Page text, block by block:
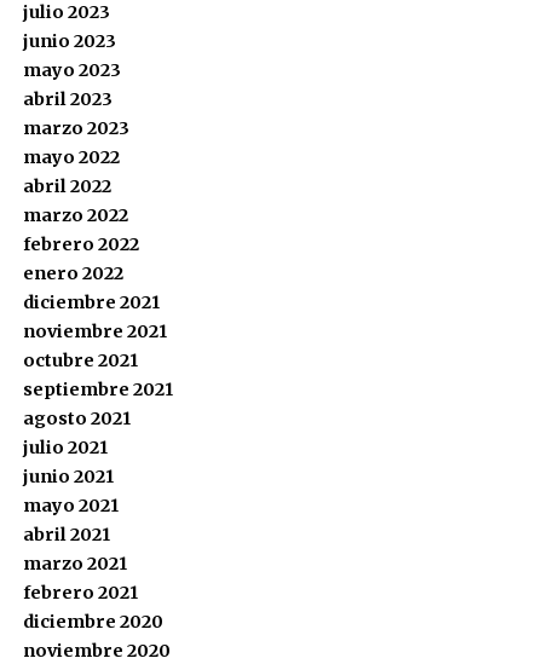
julio 2023
junio 2023
mayo 2023
abril 2023
marzo 2023
mayo 2022
abril 2022
marzo 2022
febrero 2022
enero 2022
diciembre 2021
noviembre 2021
octubre 2021
septiembre 2021
agosto 2021
julio 2021
junio 2021
mayo 2021
abril 2021
marzo 2021
febrero 2021
diciembre 2020
noviembre 2020